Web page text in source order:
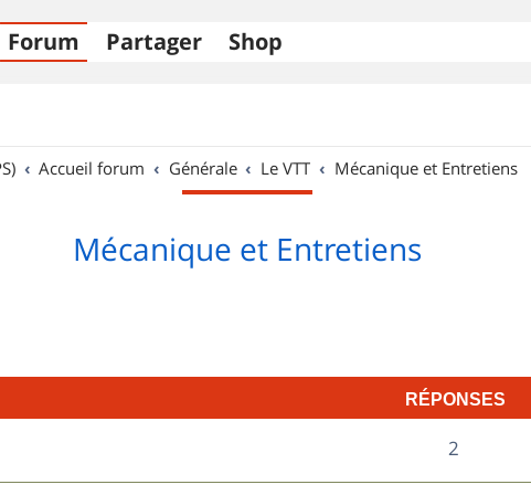
Forum Partager Shop
Accueil forum Générale Le VTT Mécanique et Entretiens
Mécanique et Entretiens
RÉPONSES
2R
é